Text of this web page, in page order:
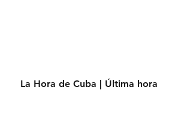
La Hora de Cuba | Última hora